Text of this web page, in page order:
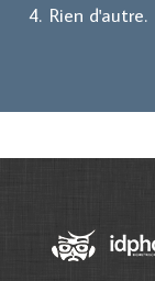
Rien d'autre.